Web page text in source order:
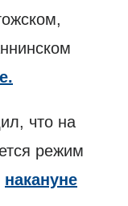
что на
режим
накануне